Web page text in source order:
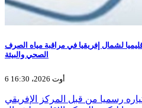
لشمال إفريقيا في مراقبة مياه الصرف
الصحي والبيئة
6 أوت 2026، 16:30
رسميا من قبل المركز الإفريقي